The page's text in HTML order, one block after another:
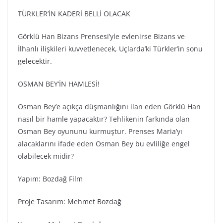
TÜRKLER’İN KADERİ BELLİ OLACAK
Görklü Han Bizans Prensesi’yle evlenirse Bizans ve
İlhanlı ilişkileri kuvvetlenecek, Uçlarda’ki Türkler’in sonu
gelecektir.
OSMAN BEY’İN HAMLESİ!
Osman Bey’e açıkça düşmanlığını ilan eden Görklü Han
nasıl bir hamle yapacaktır? Tehlikenin farkında olan
Osman Bey oyununu kurmuştur. Prenses Maria’yı
alacaklarını ifade eden Osman Bey bu evliliğe engel
olabilecek midir?
Yapım: Bozdağ Fi̇lm
Proje Tasarım: Mehmet Bozdağ